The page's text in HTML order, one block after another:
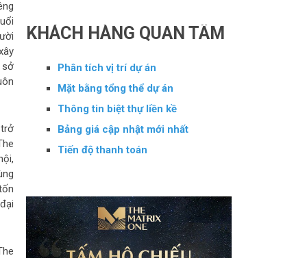
sở
KHÁCH HÀNG QUAN TÂM
Phân tích vị trí dự án
Mặt bằng tổng thể dự án
Thông tin biệt thự liền kề
Bảng giá cập nhật mới nhất
Tiến độ thanh toán